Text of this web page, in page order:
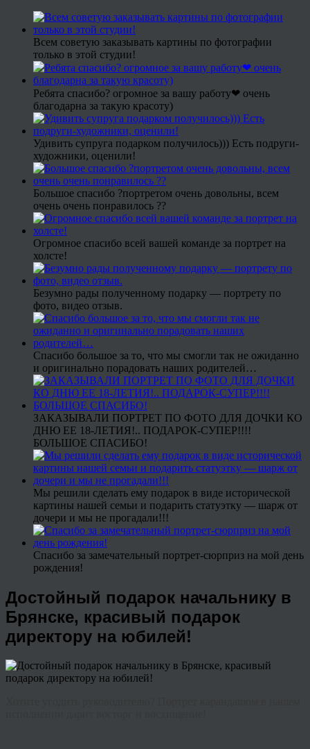
Всем советую заказывать картины по фотографии
только в этой студии!
Ребята спасибо? огромное за вашу работу❤ очень
благодарна за такую красоту)
Удивить супруга подарком получилось))) Есть подруги-
художники, оценили!
Большое спасибо ?портретом очень довольны, всем
очень очень понравилось ??
Огромное спасибо всей вашей команде за портрет на
холсте!
Безумно рады полученному подарку — портрету по
фото, видео отзыв.
Спасибо большое за то, что мы смогли так не ожиданно
и оригинально порадовать наших родителей…
ЗАКАЗЫВАЛИ ПОРТРЕТ ПО ФОТО ДЛЯ ДОЧКИ КО
ДНЮ ЕЕ 18-ЛЕТИЯ!.. ПОДАРОК-СУПЕР!!!!
БОЛЬШОЕ СПАСИБО!
Мы решили сделать ему подарок в виде исторической
картины нашей семьи и подарить статуэтку — шарж от
дочери и мы не прогадали!!!
Спасибо за замечательный портрет-сюрприз на мой день
рождения!
Достойный подарок начальнику в
Брянске, красивый подарок
директору на юбилей!